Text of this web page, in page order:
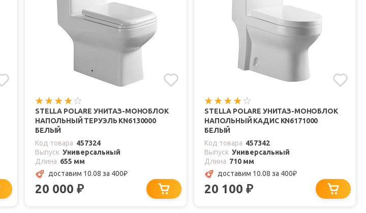
STELLA POLARE УНИТАЗ-МОНОБЛОК
НАПОЛЬНЫЙ ТЕРУЭЛЬ KN6130000
БЕЛЫЙ
Код товара 457324
Выпуск Универсальный
Длина 655 мм
доставим 10.08 за 400₽
20 000 ₽
STELLA POLARE УНИТАЗ-МОНОБЛОК
НАПОЛЬНЫЙ КАДИС KN6171000
БЕЛЫЙ
Код товара 457342
Выпуск Универсальный
Длина 710 мм
доставим 10.08 за 400₽
20 100 ₽